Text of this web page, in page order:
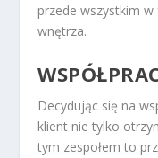
przede wszystkim
wnętrza.
Decydując się na
klient nie tylko
tym zespołem to